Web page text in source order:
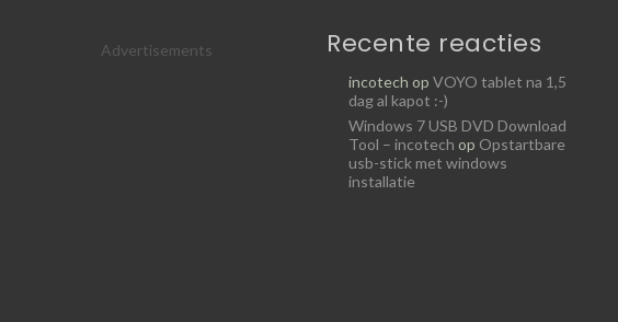
Advertisements Recente reacties
incotech op VOYO tablet na 1,5
dag al kapot :-)
Windows 7 USB DVD Download
Tool – incotech op Opstartbare
usb-stick met windows
installatie